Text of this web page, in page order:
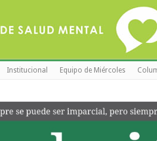
Institucional Equipo de Miércoles